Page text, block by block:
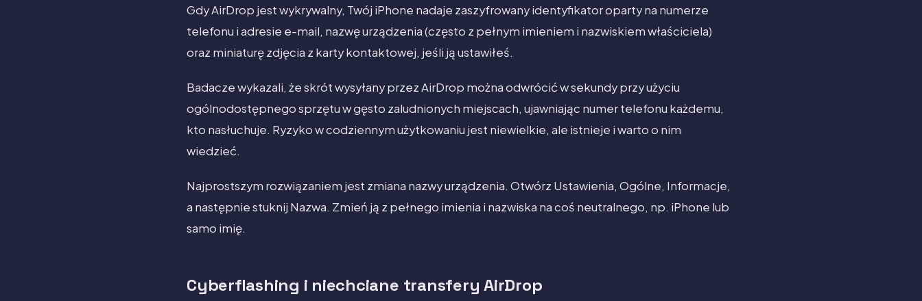
Gdy AirDrop jest wykrywalny, Twój iPhone nadaje zaszyfrowany identyfikator oparty na numerze
telefonu i adresie e-mail, nazwę urządzenia (często z pełnym imieniem i nazwiskiem właściciela)
oraz miniaturę zdjęcia z karty kontaktowej, jeśli ją ustawiłeś.
Badacze wykazali, że skrót wysyłany przez AirDrop można odwrócić w sekundy przy użyciu
ogólnodostępnego sprzętu w gęsto zaludnionych miejscach, ujawniając numer telefonu każdemu,
kto nasłuchuje. Ryzyko w codziennym użytkowaniu jest niewielkie, ale istnieje i warto o nim
wiedzieć.
Najprostszym rozwiązaniem jest zmiana nazwy urządzenia. Otwórz Ustawienia, Ogólne, Informacje,
a następnie stuknij Nazwa. Zmień ją z pełnego imienia i nazwiska na coś neutralnego, np. iPhone lub
samo imię.
Cyberflashing i niechciane transfery AirDrop